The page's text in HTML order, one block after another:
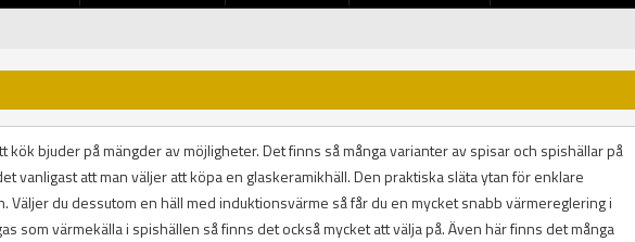
kök bjuder på mängder av möjligheter. Det finns så många varianter av spisar och spishällar på
vanligast att man väljer att köpa en glaskeramikhäll. Den praktiska släta ytan för enklare
Väljer du dessutom en häll med induktionsvärme så får du en mycket snabb värmereglering i
som värmekälla i spishällen så finns det också mycket att välja på. Även här finns det många